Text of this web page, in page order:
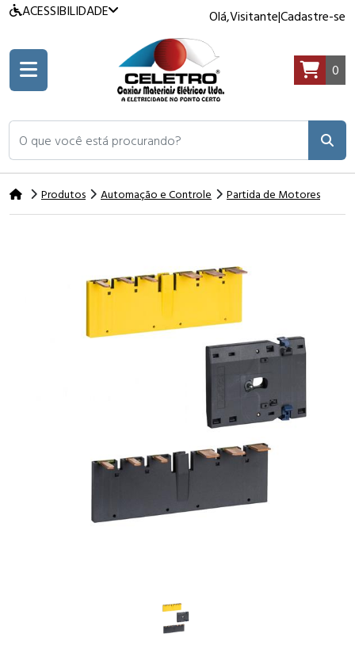
ACESSIBILIDADE Olá,Visitante|Cadastre-se
O que você está procurando?
0
Produtos Automação e Controle Partida de Motores